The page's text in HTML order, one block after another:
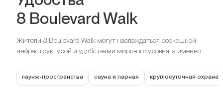
8 Boulevard Walk
Жители 8 Boulevard Walk могут наслаждаться роскошной
инфраструктурой и удобствами мирового уровня, а именно:
лаунж-пространства сауна и парная круглосуточная